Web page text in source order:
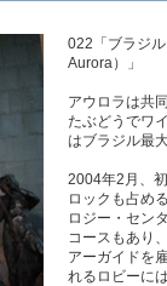
022「ブラジ
Aurora）」
アウロラは共
たぶどうでワ
はブラジル最大
2004年2月、
ロックも占め
ロジー・セン
コースもあり
アーガイドを
れるロビーに